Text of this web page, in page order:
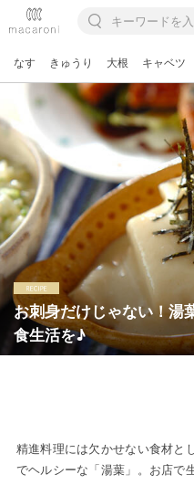
なす きゅうり 大根 キャベツ
お刺身だけじゃない！湯
食生活を♪
精進料理には欠かせない食材と
でヘルシーな「湯葉」。お店で